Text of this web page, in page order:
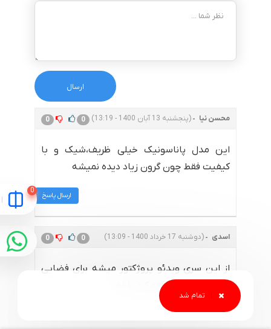
محسن نیا (پنجشنبه 13 آبان 1400 - 13:19) 0 0
این مدل پاناسونیک خیلی ظریف،شیک و با
کیفیت فقط چون گرون زیاد دیده نمیشه
ارسال پاسخ
اسدی (دوشنبه 17 خرداد 1400 - 13:09) 0 0
از این سری ویدئو پروژکتور میشه برای فضایی
مثل سینما استفاده کرد یا نه